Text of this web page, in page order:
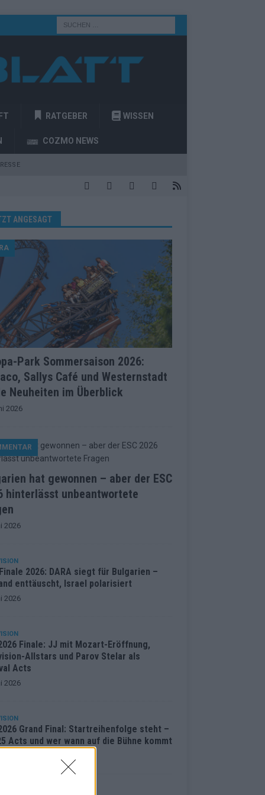
RATGEBER WISSEN
COZMO NEWS
ANGESAGT
Park Sommersaison 2026:
Sallys Café und Westernstadt
Neuheiten im Überblick
2026
hat gewonnen – aber der ESC
hinterlässt unbeantwortete
2026
2026: DARA siegt für Bulgarien –
enttäuscht, Israel polarisiert
2026
Finale: JJ mit Mozart-Eröffnung,
Allstars und Parov Stelar als
Acts
2026
Grand Final: Startreihenfolge steht –
Acts und wer wann auf die Bühne kommt